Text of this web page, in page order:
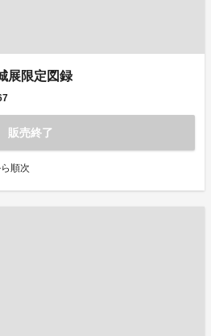
展限定図録
販売終了
順次